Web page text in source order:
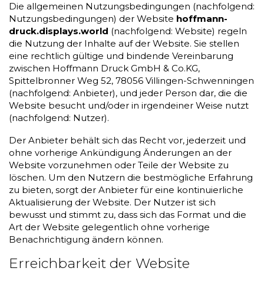
Die allgemeinen Nutzungsbedingungen (nachfolgend:
Nutzungsbedingungen) der Website hoffmann-
druck.displays.world (nachfolgend: Website) regeln
die Nutzung der Inhalte auf der Website. Sie stellen
eine rechtlich gültige und bindende Vereinbarung
zwischen Hoffmann Druck GmbH & Co.KG,
Spittelbronner Weg 52, 78056 Villingen-Schwenningen
(nachfolgend: Anbieter), und jeder Person dar, die die
Website besucht und/oder in irgendeiner Weise nutzt
(nachfolgend: Nutzer).
Der Anbieter behält sich das Recht vor, jederzeit und
ohne vorherige Ankündigung Änderungen an der
Website vorzunehmen oder Teile der Website zu
löschen. Um den Nutzern die bestmögliche Erfahrung
zu bieten, sorgt der Anbieter für eine kontinuierliche
Aktualisierung der Website. Der Nutzer ist sich
bewusst und stimmt zu, dass sich das Format und die
Art der Website gelegentlich ohne vorherige
Benachrichtigung ändern können.
Erreichbarkeit der Website